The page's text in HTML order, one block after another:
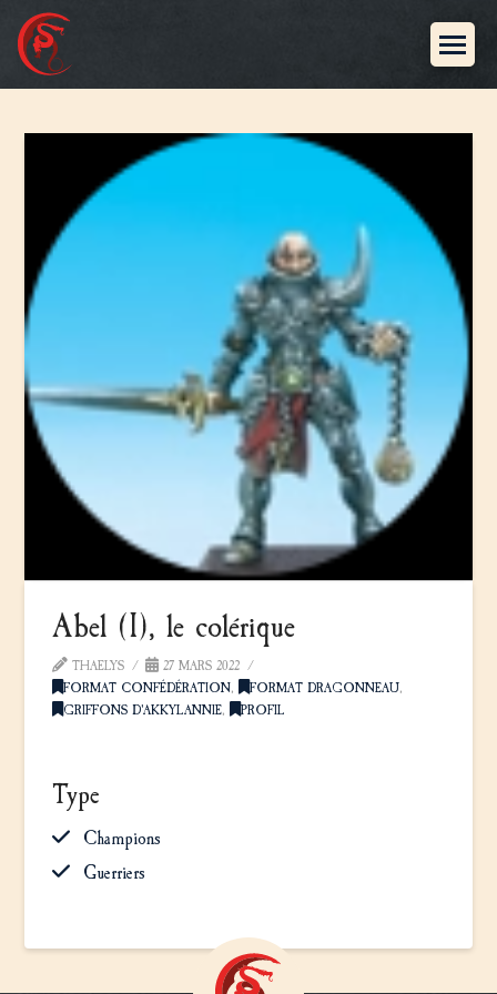
Abel (I), le colérique
THAELYS
27 MARS 2022
FORMAT CONFÉDÉRATION, FORMAT DRAGONNEAU,
GRIFFONS D'AKKYLANNIE, PROFIL
Type
Champions
Guerriers